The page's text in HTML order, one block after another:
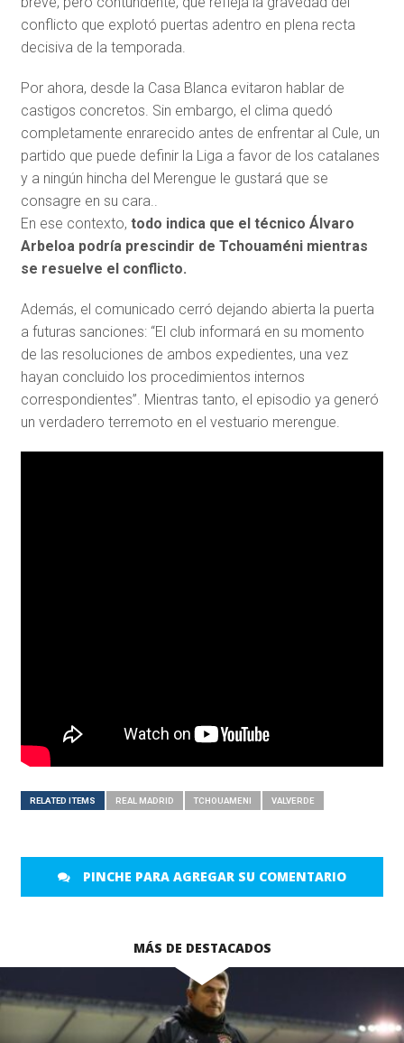
conflicto que explotó puertas adentro en plena recta
decisiva de la temporada.
Por ahora, desde la Casa Blanca evitaron hablar de
castigos concretos. Sin embargo, el clima quedó
completamente enrarecido antes de enfrentar al Cule, un
partido que puede definir la Liga a favor de los catalanes
y a ningún hincha del Merengue le gustará que se
consagre en su cara..
En ese contexto, todo indica que el técnico Álvaro
Arbeloa podría prescindir de Tchouaméni mientras
se resuelve el conflicto.
Además, el comunicado cerró dejando abierta la puerta
a futuras sanciones: “El club informará en su momento
de las resoluciones de ambos expedientes, una vez
hayan concluido los procedimientos internos
correspondientes”. Mientras tanto, el episodio ya generó
un verdadero terremoto en el vestuario merengue.
RELATED ITEMS REAL MADRID TCHOUAMENI VALVERDE
PINCHE PARA AGREGAR SU COMENTARIO
MÁS DE DESTACADOS